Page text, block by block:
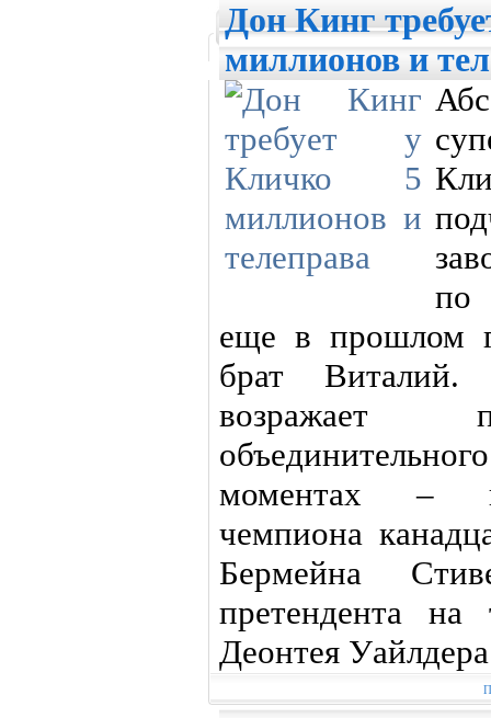
Дон Кинг
миллионов и
по
еще в прошлом
брат Виталий.
возражает
моментах –
чемпиона
Бермейна
претендента
Деонтея